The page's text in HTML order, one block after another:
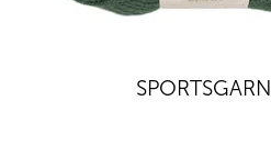
SPORTSGARN